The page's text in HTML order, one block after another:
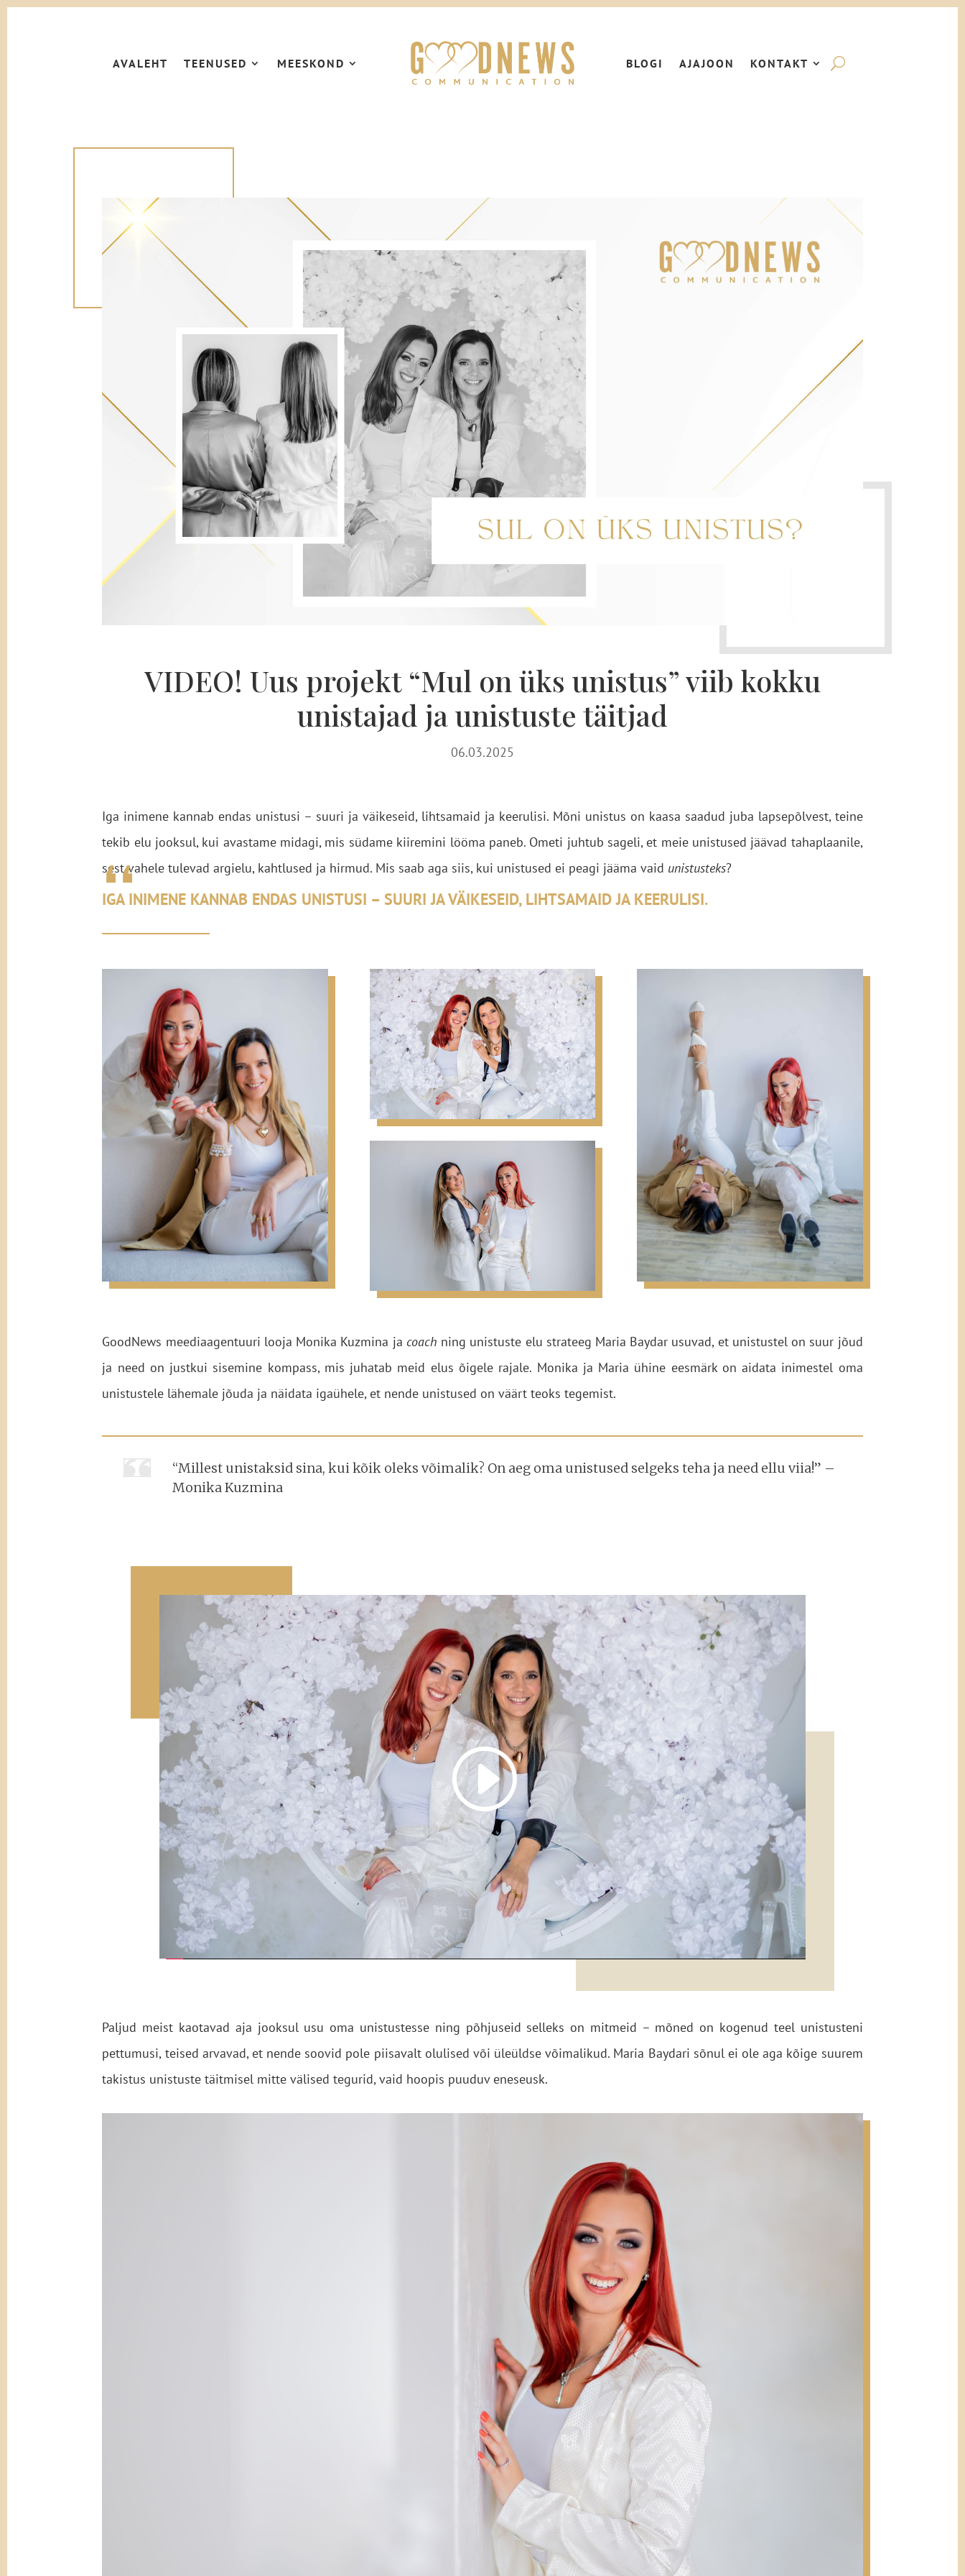
AVALEHT TEENUSED MEESKOND BLOGI AJAJOON KONTAKT
VIDEO! Uus projekt “Mul on üks unistus” viib kokku
unistajad ja unistuste täitjad
06.03.2025
Iga inimene kannab endas unistusi – suuri ja väikeseid, lihtsamaid ja keerulisi. Mõni unistus on kaasa saadud juba lapsepõlvest, teine
tekib elu jooksul, kui avastame midagi, mis südame kiiremini lööma paneb. Ometi juhtub sageli, et meie unistused jäävad tahaplaanile,
sest vahele tulevad argielu, kahtlused ja hirmud. Mis saab aga siis, kui unistused ei peagi jääma vaid unistusteks?
❛❛
IGA INIMENE KANNAB ENDAS UNISTUSI – SUURI JA VÄIKESEID, LIHTSAMAID JA KEERULISI.
GoodNews meediaagentuuri looja Monika Kuzmina ja coach ning unistuste elu strateeg Maria Baydar usuvad, et unistustel on suur jõud
ja need on justkui sisemine kompass, mis juhatab meid elus õigele rajale. Monika ja Maria ühine eesmärk on aidata inimestel oma
unistustele lähemale jõuda ja näidata igaühele, et nende unistused on väärt teoks tegemist.
“Millest unistaksid sina, kui kõik oleks võimalik? On aeg oma unistused selgeks teha ja need ellu viia!” –
Monika Kuzmina
Paljud meist kaotavad aja jooksul usu oma unistustesse ning põhjuseid selleks on mitmeid – mõned on kogenud teel unistusteni
pettumusi, teised arvavad, et nende soovid pole piisavalt olulised või üleüldse võimalikud. Maria Baydari sõnul ei ole aga kõige suurem
takistus unistuste täitmisel mitte välised tegurid, vaid hoopis puuduv eneseusk.